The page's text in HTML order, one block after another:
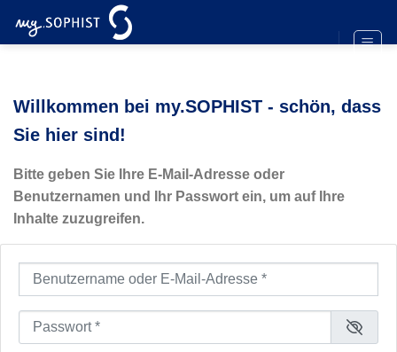
Inhalt
Willkommen bei my.SOPHIST - schön, dass
Sie hier sind!
Bitte geben Sie Ihre E-Mail-Adresse oder
Benutzernamen und Ihr Passwort ein, um auf Ihre
Inhalte zuzugreifen.
Benutzername oder E-Mail-Adresse
Passwort